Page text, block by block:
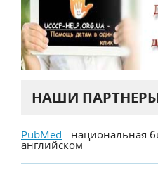
НАШИ
PubMed - национальная
английском